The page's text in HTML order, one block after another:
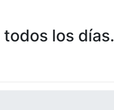
los días.